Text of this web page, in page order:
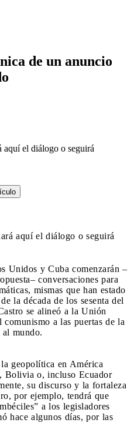
de un anuncio
aquí el diálogo o seguirá
aquí el diálogo o seguirá
Unidos y Cuba comenzarán –
conversaciones para
mismas que han estado
la década de los sesenta del
se alineó a la Unión
a las puertas de la
mundo.
geopolítica en América
Bolivia o, incluso Ecuador
su discurso y la fortaleza
por ejemplo, tendrá que
a los legisladores
hace algunos días, por las